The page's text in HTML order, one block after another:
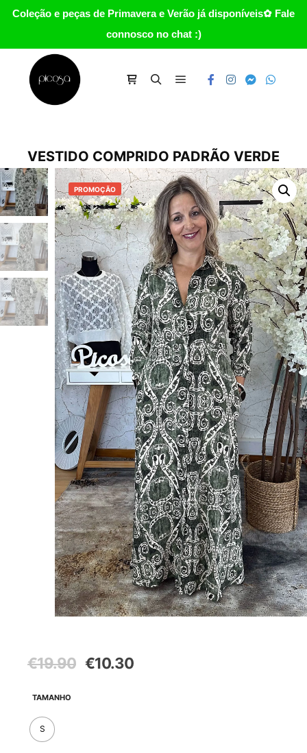
Coleção e peças de Primavera e Verão já disponíveis✿ Fale
connosco no chat :)
VESTIDO COMPRIDO PADRÃO VERDE
PROMOÇÃO
€19.90 O€10.30O
TAMANHO
S